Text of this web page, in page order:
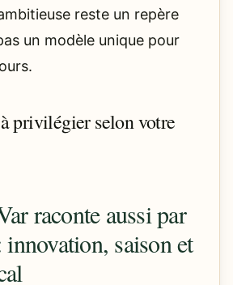
reste un repère
un modèle unique pour
privilégier selon votre
raconte aussi par
innovation, saison et